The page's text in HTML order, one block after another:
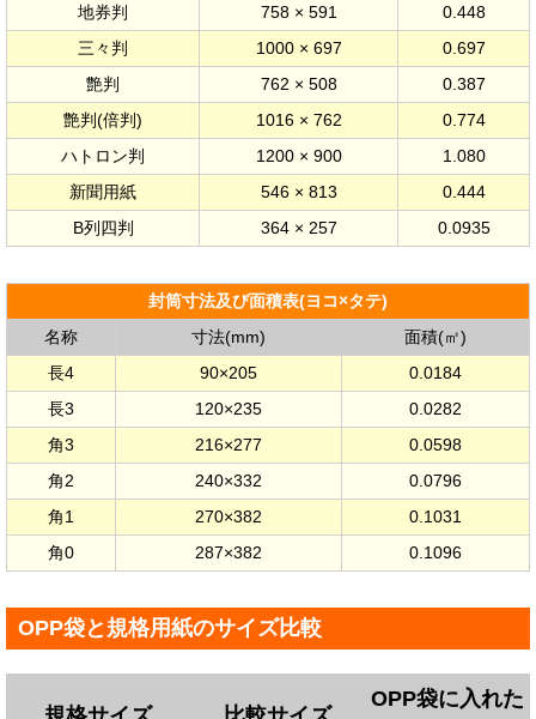
地券判
758 × 591
0.448
三々判
1000 × 697
0.697
艶判
762 × 508
0.387
艶判(倍判)
1016 × 762
0.774
ハトロン判
1200 × 900
1.080
新聞用紙
546 × 813
0.444
B列四判
364 × 257 0.0935
封筒寸法及び面積表(ヨコ×タテ)
名称
寸法(mm)
面積(㎡)
長4
90×205
0.0184
長3
120×235
0.0282
角3
216×277
0.0598
角2
240×332
0.0796
角1
270×382
0.1031
角0
287×382 0.1096
OPP袋と規格用紙のサイズ比較
OPP袋に入れた